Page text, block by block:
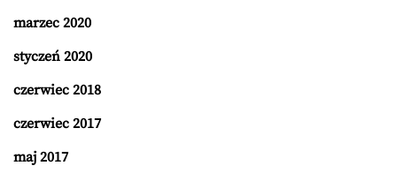
marzec 2020
styczeń 2020
czerwiec 2018
czerwiec 2017
maj 2017